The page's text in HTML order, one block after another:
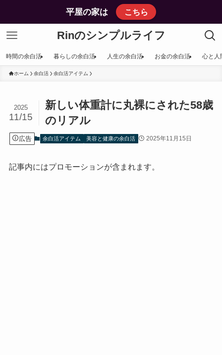
平屋の家は こちら
Rinのシンプルライフ
時間の余白活 暮らしの余白活 人生の余白活 お金の余白活 心と人
ホーム 余白活 余白活アイテム
新しい体重計に丸裸にされた58歳
のリアル
2025
11/15
広告 余白活アイテム 美容と健康の余白活 2025年11月15日
記事内にはプロモーションが含まれます。